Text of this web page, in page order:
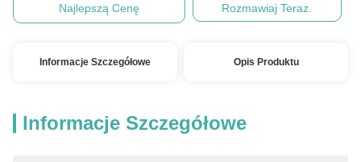
Najlepszą Cenę Rozmawiaj Teraz.
Informacje Szczegółowe Opis Produktu
Informacje Szczegółowe